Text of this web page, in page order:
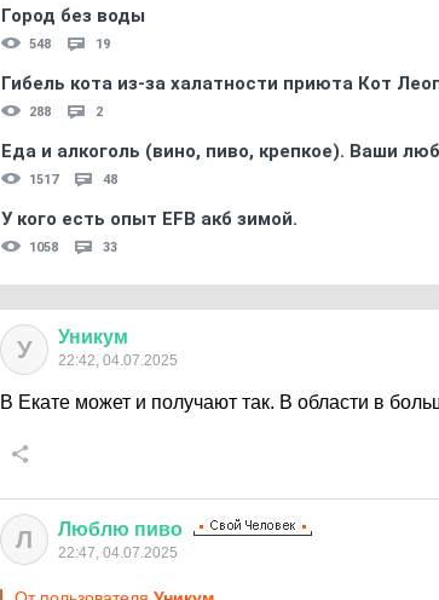
Город без воды
548 19
Гибель кота из-за халатности приюта Кот
288 2
Еда и алкоголь (вино, пиво, крепкое). Ваши
1517 48
У кого есть опыт EFB акб зимой.
1058 33
У Уникум
22:42, 04.07.2025
В Екате может и получают так. В области в
Л Люблю пиво
22:47, 04.07.2025